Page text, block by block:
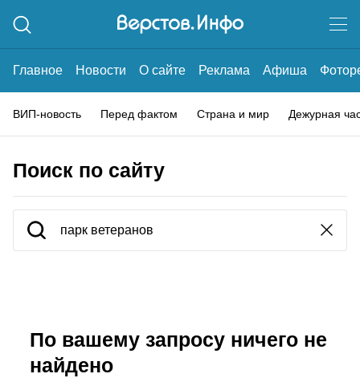
Главное Новости О сайте Реклама Афиша
ВИП-новость Перед фактом Страна и мир Дежурная
Поиск по сайту
По вашему запросу ничего не
найдено